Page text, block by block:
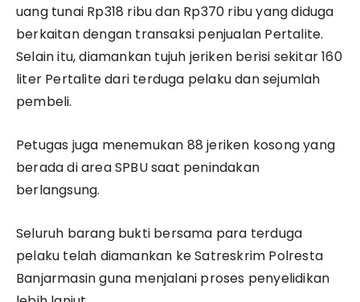
uang tunai Rp318 ribu dan Rp370 ribu yang diduga
berkaitan dengan transaksi penjualan Pertalite.
Selain itu, diamankan tujuh jeriken berisi sekitar 160
liter Pertalite dari terduga pelaku dan sejumlah
pembeli.
Petugas juga menemukan 88 jeriken kosong yang
berada di area SPBU saat penindakan
berlangsung.
Seluruh barang bukti bersama para terduga
pelaku telah diamankan ke Satreskrim Polresta
Banjarmasin guna menjalani proses penyelidikan